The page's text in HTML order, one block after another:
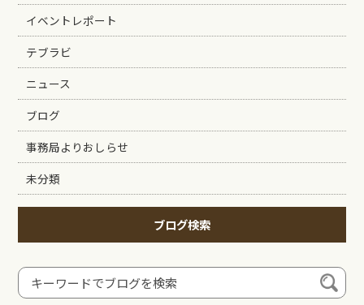
イベントレポート
テブラビ
ニュース
ブログ
事務局よりおしらせ
未分類
ブログ検索